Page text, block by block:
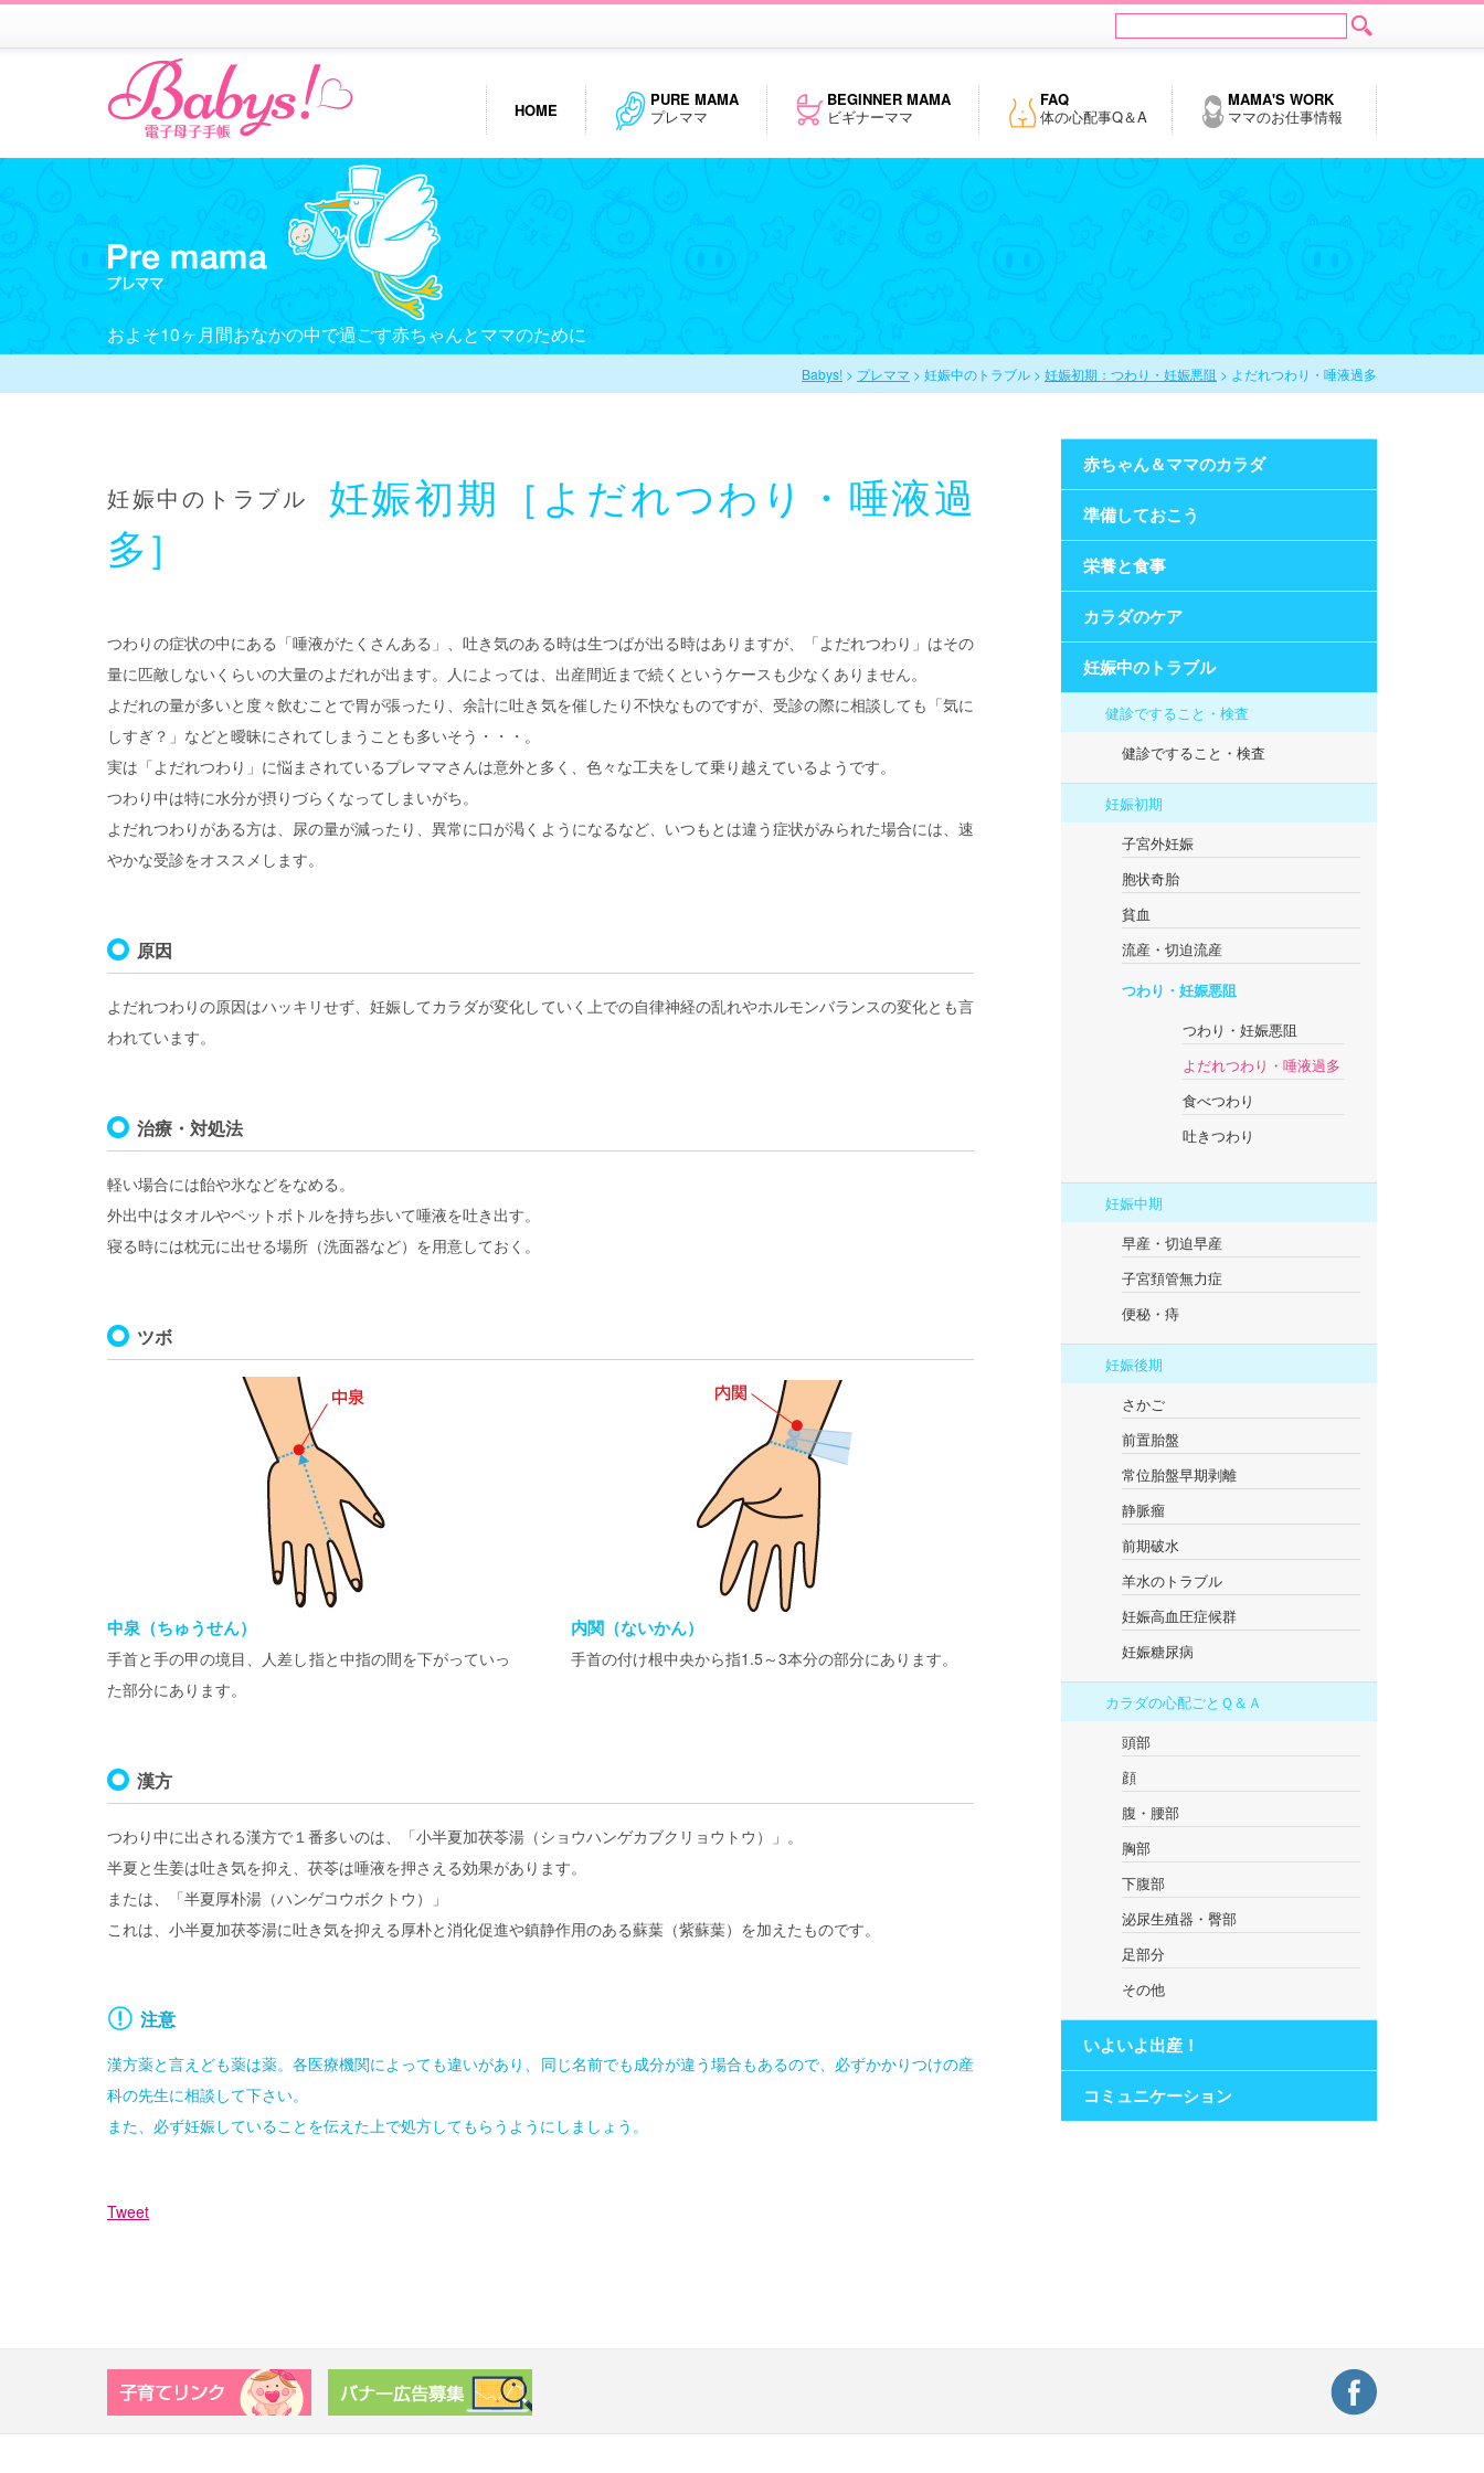
HOME
PURE MAMA
プレママ
BEGINNER MAMA
ビギナーママ
FAQ
体の心配事Q＆A
MAMA'S WORK
ママのお仕事情報
およそ10ヶ月間おなかの中で過ごす赤ちゃんとママのために
Babys! > プレママ > 妊娠中のトラブル > 妊娠初期：つわり・妊娠悪阻 > よだれつわり・唾液過多
赤ちゃん＆ママのカラダ
準備しておこう
栄養と食事
カラダのケア
妊娠中のトラブル
健診ですること・検査
健診ですること・検査
妊娠初期
子宮外妊娠
胞状奇胎
貧血
流産・切迫流産
つわり・妊娠悪阻
つわり・妊娠悪阻
よだれつわり・唾液過多
食べつわり
吐きつわり
妊娠中期
早産・切迫早産
子宮頚管無力症
便秘・痔
妊娠後期
さかご
前置胎盤
常位胎盤早期剥離
静脈瘤
前期破水
羊水のトラブル
妊娠高血圧症候群
妊娠糖尿病
カラダの心配ごとＱ＆Ａ
頭部
顔
腹・腰部
胸部
下腹部
泌尿生殖器・臀部
足部分
その他
いよいよ出産！
コミュニケーション
妊娠中のトラブル
妊娠初期［よだれつわり・唾液過
多］
つわりの症状の中にある「唾液がたくさんある」、吐き気のある時は生つばが出る時はありますが、「よだれつわり」はその
量に匹敵しないくらいの大量のよだれが出ます。人によっては、出産間近まで続くというケースも少なくありません。
よだれの量が多いと度々飲むことで胃が張ったり、余計に吐き気を催したり不快なものですが、受診の際に相談しても「気に
しすぎ？」などと曖昧にされてしまうことも多いそう・・・。
実は「よだれつわり」に悩まされているプレママさんは意外と多く、色々な工夫をして乗り越えているようです。
つわり中は特に水分が摂りづらくなってしまいがち。
よだれつわりがある方は、尿の量が減ったり、異常に口が渇くようになるなど、いつもとは違う症状がみられた場合には、速
やかな受診をオススメします。
原因
よだれつわりの原因はハッキリせず、妊娠してカラダが変化していく上での自律神経の乱れやホルモンバランスの変化とも言
われています。
治療・対処法
軽い場合には飴や氷などをなめる。
外出中はタオルやペットボトルを持ち歩いて唾液を吐き出す。
寝る時には枕元に出せる場所（洗面器など）を用意しておく。
ツボ
中泉（ちゅうせん）
手首と手の甲の境目、人差し指と中指の間を下がっていっ
た部分にあります。
内関（ないかん）
手首の付け根中央から指1.5～3本分の部分にあります。
漢方
つわり中に出される漢方で１番多いのは、「小半夏加茯苓湯（ショウハンゲカブクリョウトウ）」。
半夏と生姜は吐き気を抑え、茯苓は唾液を押さえる効果があります。
または、「半夏厚朴湯（ハンゲコウボクトウ）」
これは、小半夏加茯苓湯に吐き気を抑える厚朴と消化促進や鎮静作用のある蘇葉（紫蘇葉）を加えたものです。
注意
漢方薬と言えども薬は薬。各医療機関によっても違いがあり、同じ名前でも成分が違う場合もあるので、必ずかかりつけの産
科の先生に相談して下さい。
また、必ず妊娠していることを伝えた上で処方してもらうようにしましょう。
Tweet